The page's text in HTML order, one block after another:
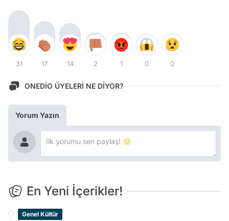
31 17 14 2 1 0 0
ONEDİO ÜYELERİ NE DİYOR?
Yorum Yazın
En Yeni İçerikler!
Genel Kültür